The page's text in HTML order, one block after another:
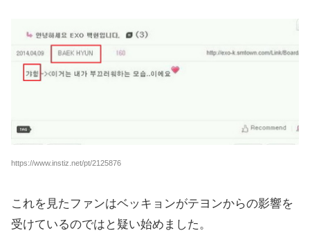
https://www.instiz.net/pt/2125876
これを見たファンはベッキョンがテヨンからの影響を
受けているのではと疑い始めました。